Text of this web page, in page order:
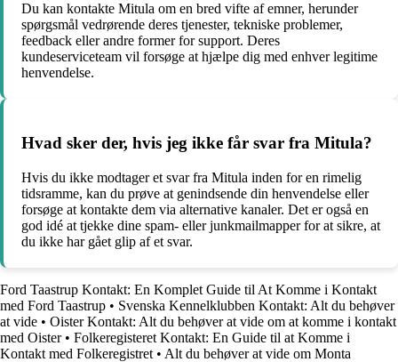
Du kan kontakte Mitula om en bred vifte af emner, herunder
spørgsmål vedrørende deres tjenester, tekniske problemer,
feedback eller andre former for support. Deres
kundeserviceteam vil forsøge at hjælpe dig med enhver legitime
henvendelse.
Hvad sker der, hvis jeg ikke får svar fra Mitula?
Hvis du ikke modtager et svar fra Mitula inden for en rimelig
tidsramme, kan du prøve at genindsende din henvendelse eller
forsøge at kontakte dem via alternative kanaler. Det er også en
god idé at tjekke dine spam- eller junkmailmapper for at sikre, at
du ikke har gået glip af et svar.
Ford Taastrup Kontakt: En Komplet Guide til At Komme i Kontakt
med Ford Taastrup • Svenska Kennelklubben Kontakt: Alt du behøver
at vide • Oister Kontakt: Alt du behøver at vide om at komme i kontakt
med Oister• Folkeregisteret Kontakt: En Guide til at Komme i
Kontakt med Folkeregistret • Alt du behøver at vide om Monta